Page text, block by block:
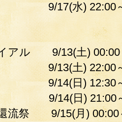
17(水) 22:00～
アル 9/13(土) 00:00
13(土) 22:00～
14(日) 12:30～
9/14(日) 21:00
流祭 9/15(月) 00:00